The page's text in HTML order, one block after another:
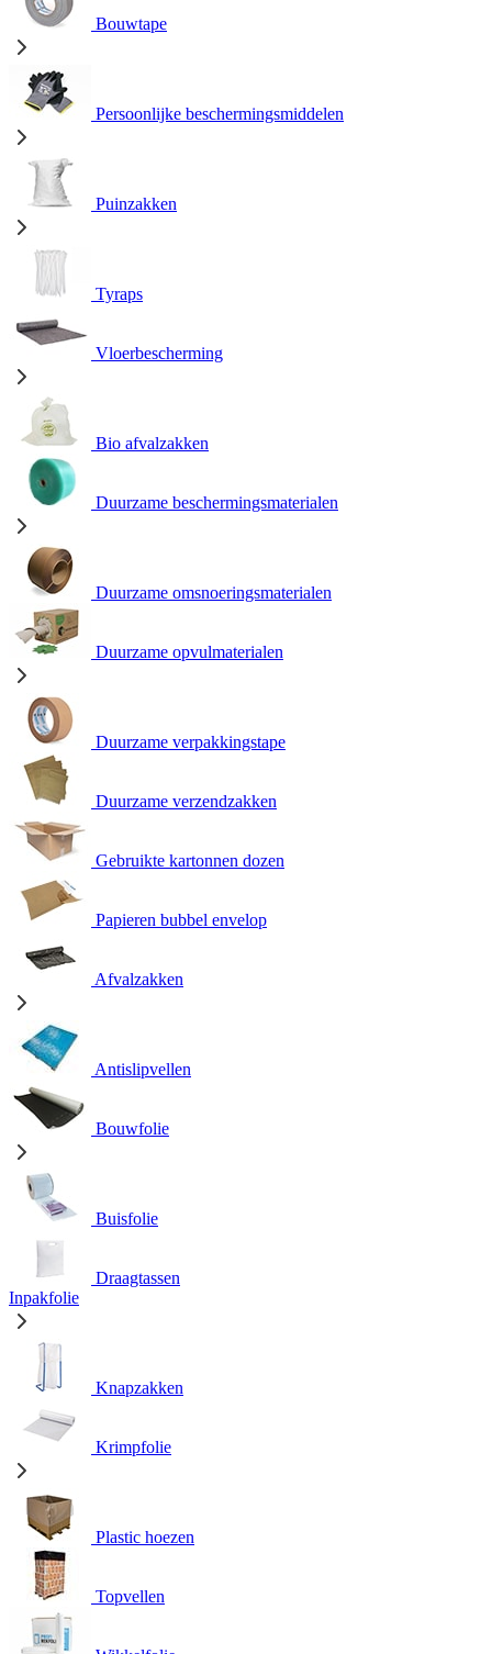
Bouwtape
Persoonlijke beschermingsmiddelen
Puinzakken
Tyraps
Vloerbescherming
Bio afvalzakken
Duurzame beschermingsmaterialen
Duurzame omsnoeringsmaterialen
Duurzame opvulmaterialen
Duurzame verpakkingstape
Duurzame verzendzakken
Gebruikte kartonnen dozen
Papieren bubbel envelop
Afvalzakken
Antislipvellen
Bouwfolie
Buisfolie
Draagtassen
Inpakfolie
Knapzakken
Krimpfolie
Plastic hoezen
Topvellen